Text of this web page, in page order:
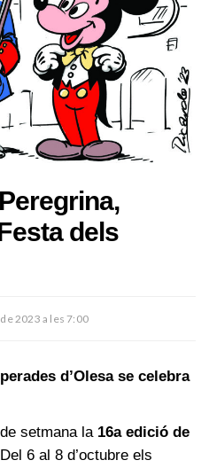
dels
2023 a les 7:00
d’Olesa se celebra
setmana la 16a edició de
6 al 8 d’octubre els